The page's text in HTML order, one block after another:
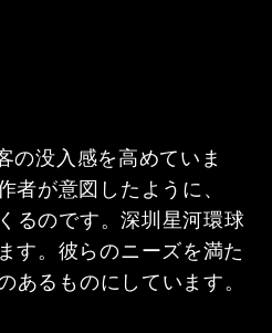
の没入感を高めていま
が意図したように、
るのです。深圳星河環球
す。彼らのニーズを満た
るものにしています。